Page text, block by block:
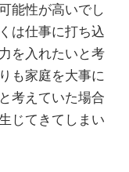
能性が高いでし
は仕事に打ち込
を入れたいと考
も家庭を大事に
考えていた場合
じてきてしまい